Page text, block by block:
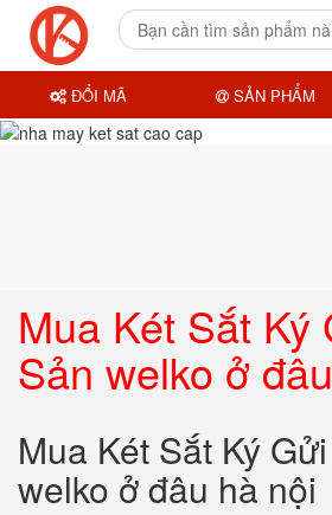
Mua Két Sắt Ký
Sản welko ở
Mua Két Sắt Ký
welko ở đâu hà nội
ĐỔI MÃ SẢN PHẨM